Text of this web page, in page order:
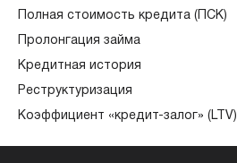
Полная стоимость кредита (ПСК)
Пролонгация займа
Кредитная история
Реструктуризация
Коэффициент «кредит-залог» (LTV)